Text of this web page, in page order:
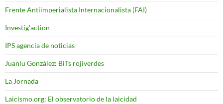
Frente Antiimperialista Internacionalista (FAI)
Investig'action
IPS agencia de noticias
Juanlu González: BiTs rojiverdes
La Jornada
Laicismo.org: El observatorio de la laicidad